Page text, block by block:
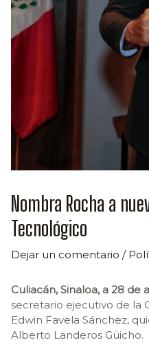
Nombra Rocha a
Tecnológico
Dejar un comentario /
Culiacán, Sinaloa, a 28 de
secretario ejecutivo de la
Edwin Favela Sánchez,
Alberto Landeros Güicho.